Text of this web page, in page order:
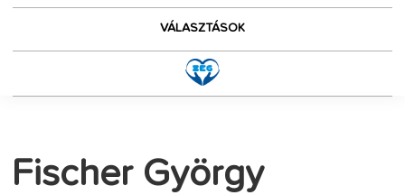
VÁLASZTÁSOK
Fischer György